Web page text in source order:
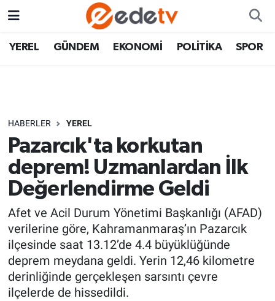
YEREL GÜNDEM EKONOMİ POLİTİKA SPOR
HABERLER YEREL
Pazarcık'ta korkutan
deprem! Uzmanlardan İlk
Değerlendirme Geldi
Afet ve Acil Durum Yönetimi Başkanlığı (AFAD)
verilerine göre, Kahramanmaraş’ın Pazarcık
ilçesinde saat 13.12’de 4.4 büyüklüğünde
deprem meydana geldi. Yerin 12,46 kilometre
derinliğinde gerçekleşen sarsıntı çevre
ilçelerde de hissedildi.